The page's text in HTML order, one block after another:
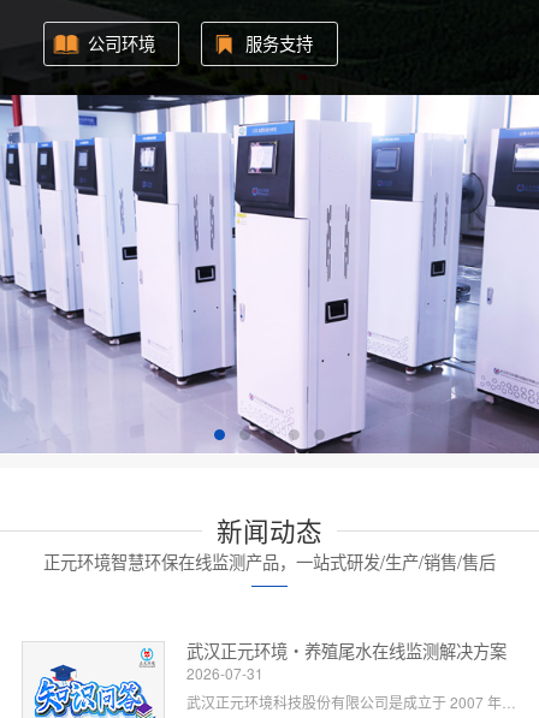
公司环境 服务支持
新闻动态
正元环境智慧环保在线监测产品，一站式研发/生产/销售/售后
武汉正元环境・养殖尾水在线监测解决方案
2026-07-31